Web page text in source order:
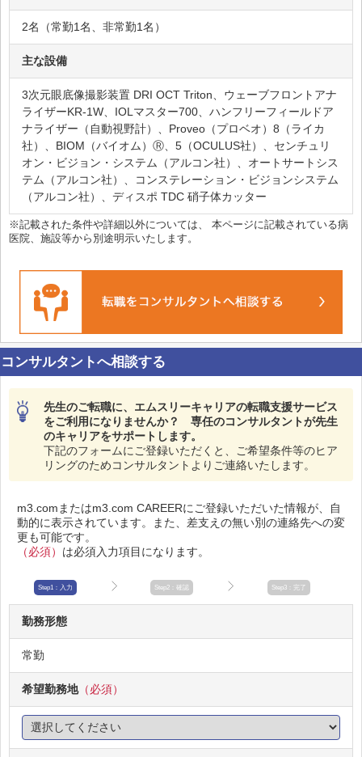
2名（常勤1名、非常勤1名）
主な設備
3次元眼底像撮影装置 DRI OCT Triton、ウェーブフロントアナ
ライザーKR-1W、IOLマスター700、ハンフリーフィールドア
ナライザー（自動視野計）、Proveo（プロベオ）8（ライカ
社）、BIOM（バイオム）Ⓡ、5（OCULUS社）、センチュリ
オン・ビジョン・システム（アルコン社）、オートサートシス
テム（アルコン社）、コンステレーション・ビジョンシステム
（アルコン社）、ディスポ TDC 硝子体カッター
※記載された条件や詳細以外については、 本ページに記載されている病
医院、施設等から別途明示いたします。
コンサルタントへ相談する
先生のご転職に、エムスリーキャリアの転職支援サービス
をご利用になりませんか？ 専任のコンサルタントが先生
のキャリアをサポートします。
下記のフォームにご登録いただくと、ご希望条件等のヒア
リングのためコンサルタントよりご連絡いたします。
m3.comまたはm3.com CAREERにご登録いただいた情報が、自
動的に表示されています。また、差支えの無い別の連絡先への変
更も可能です。
（必須） は必須入力項目になります。
Step1：入力 Step2：確認 Step3：完了
勤務形態
常勤
希望勤務地（必須）